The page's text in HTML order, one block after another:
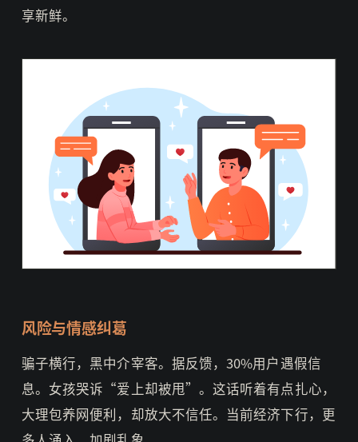
享新鲜。
风险与情感纠葛
骗子横行，黑中介宰客。据反馈，30%用户遇假信
息。女孩哭诉“爱上却被甩”。这话听着有点扎心，
大理包养网便利，却放大不信任。当前经济下行，更